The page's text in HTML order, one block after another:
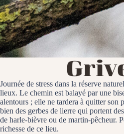
Journée de stress dans la réserve
lieux. Le chemin est balayé par une
alentours ; elle ne tardera à quitter son
bien des gerbes de lierre qui portent
de harle-bièvre ou de martin-pêcheur.
richesse de ce lieu.